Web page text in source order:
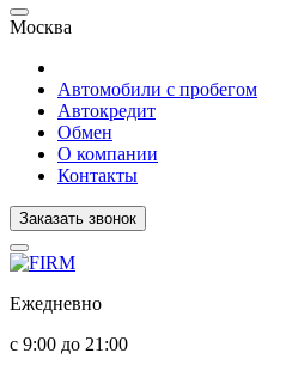
Москва
Автомобили с пробегом
Автокредит
Обмен
О компании
Контакты
Заказать звонок
Ежедневно
с 9:00 до 21:00